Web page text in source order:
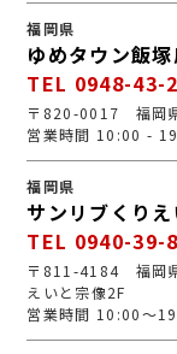
福岡県
ゆめタウン飯
TEL 0948-43-
〒820-0017 福岡
営業時間 10:00 -
福岡県
サンリブくり
TEL 0940-39-
〒811-4184 福岡
えいと宗像2F
営業時間 10:00～